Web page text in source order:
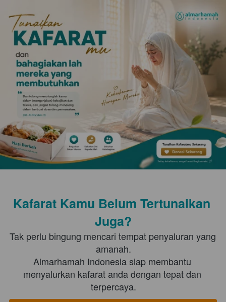
Kafarat Kamu Belum Tertunaikan
Juga?
Tak perlu bingung mencari tempat penyaluran yang
amanah.
Almarhamah Indonesia siap membantu
menyalurkan kafarat anda dengan tepat dan
terpercaya.